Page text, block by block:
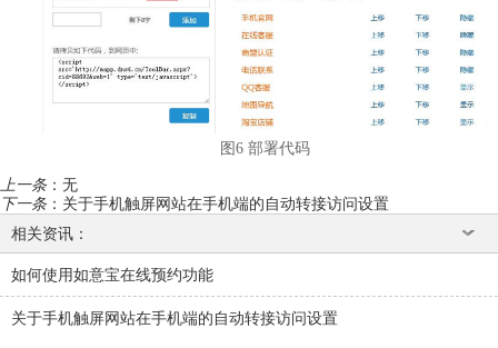
图6 部署代码
上一条： 无
下一条： 关于手机触屏网站在手机端的自动转接访问设置
相关资讯：
如何使用如意宝在线预约功能
关于手机触屏网站在手机端的自动转接访问设置